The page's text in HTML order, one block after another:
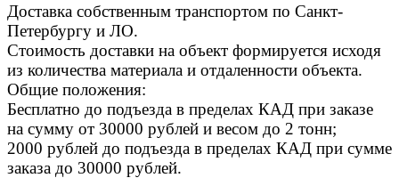
Доставка собственным транспортом по Санкт-
Петербургу и ЛО.
Стоимость доставки на объект формируется исходя
из количества материала и отдаленности объекта.
Общие положения:
Бесплатно до подъезда в пределах КАД при заказе
на сумму от 30000 рублей и весом до 2 тонн;
2000 рублей до подъезда в пределах КАД при сумме
заказа до 30000 рублей.